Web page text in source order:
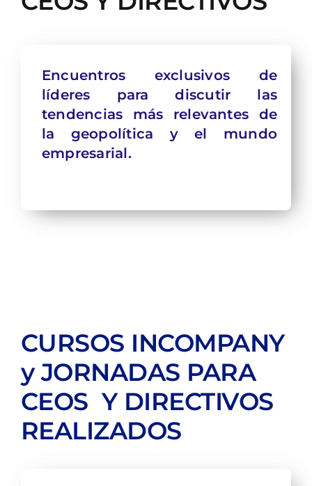
Encuentros exclusivos de
líderes para discutir las
tendencias más relevantes de
la geopolítica y el mundo
empresarial.
CURSOS INCOMPANY
y JORNADAS PARA
CEOS Y DIRECTIVOS
REALIZADOS